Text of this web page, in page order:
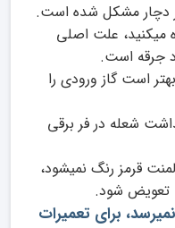
دچار مشکل شده است.
میکنید، علت اصلی
جرقه است.
است گاز ورودی را
شعله در فر برقی
قرمز رنگ نمیشود،
تعویض شود.
برای تعمیرات